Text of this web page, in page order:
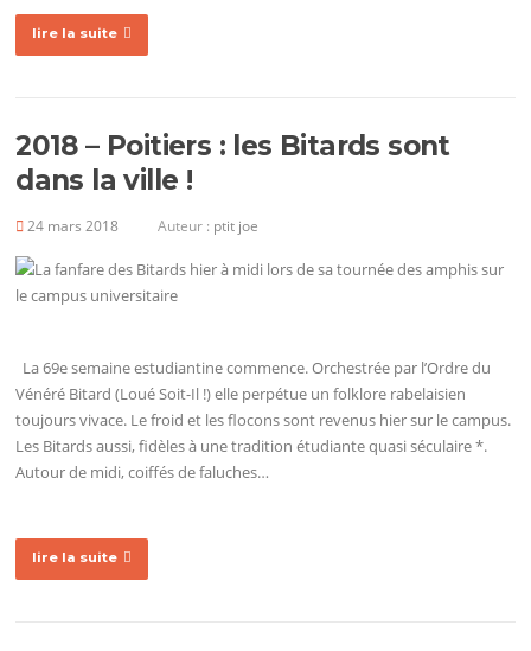
lire la suite
2018 – Poitiers : les Bitards sont
dans la ville !
24 mars 2018 Auteur : ptit joe
La 69e semaine estudiantine commence. Orchestrée par l’Ordre du
Vénéré Bitard (Loué Soit-Il !) elle perpétue un folklore rabelaisien
toujours vivace. Le froid et les flocons sont revenus hier sur le campus.
Les Bitards aussi, fidèles à une tradition étudiante quasi séculaire *.
Autour de midi, coiffés de faluches…
lire la suite